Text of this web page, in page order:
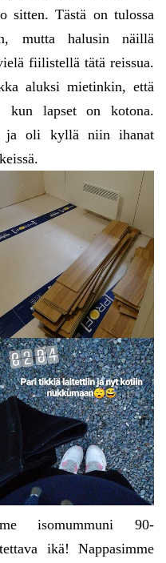
sitten. Tästä on tulossa
mutta halusin näillä
fiilistellä tätä reissua.
aluksi mietinkin, että
kun lapset on kotona.
ja oli kyllä niin ihanat
isomummuni 90-
ikä! Nappasimme